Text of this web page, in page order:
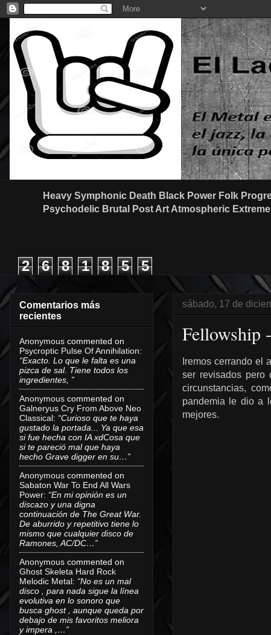
Heavy Symphonic Death Black Power Folk
Psychodelic Brutal Post Art Atmospheric
2 6 8 1 8 5 5
sábado, 17 de
Fellowship
Iremos cerrando el
ser revisados pero
circunstancias,
pandemia le dio a
mejores.
Comentarios más
recientes
Anonymous commented on
Psycroptic Pulse Of Annihilation:
“Exacto. Lo que le falta es una
pizca de sal. Tiene todos los
ingredientes, ”
Anonymous commented on
Galneryus Cry From Above Neo
Classical: “Curioso que te haya
gustado la portada... Ya que esa
si fue hecha con IA xdCosa que
si te pareció mal que haya
hecho Grave digger en su…”
Anonymous commented on
Sabaton War To End All Wars
Power: “En mi opinión es un
discazo y una digna
continuación de The Great War.
De aburrido y repetitivo tiene lo
mismo que cualquier disco de
Ramones, AC/DC…”
Anonymous commented on
Ghost Skeleta Hard Rock
Melodic Metal: “No es un mal
disco , para nada sigue la línea
evolutiva en lo sonoro que
busca ghost , aunque queda por
debajo de mis favoritos meliora
y impera ,…”